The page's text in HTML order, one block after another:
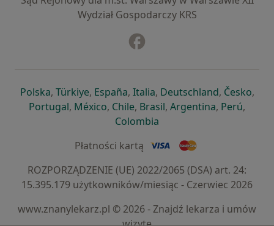
Wydział Gospodarczy KRS
Polskaotwiera się w nowej karcie
, Türkiyeotwiera się w nowej karcie
, Españaotwiera się w nowej karcie
, Italiaotwiera się w nowej
, Deutschlandotwiera się
, Česko,
Portugalotwiera się w nowej karcie
, Méxicootwiera się w nowej karcie
, Chileotwiera się w nowej karcie
, Brasilotwiera się w nowej
, Argentinaotwiera się
, Perú,
Colombia
Płatności kartą
ROZPORZĄDZENIE (UE) 2022/2065 (DSA) art. 24:
15.395.179 użytkowników/miesiąc - Czerwiec 2026
www.znanylekarz.pl © 2026 - Znajdź lekarza i umów